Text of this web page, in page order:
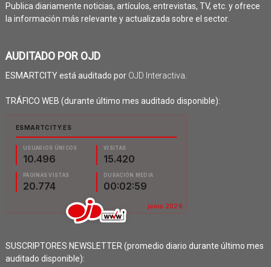
Publica diariamente noticias, artículos, entrevistas, TV, etc. y ofrece
la información más relevante y actualizada sobre el sector.
AUDITADO POR OJD
ESMARTCITY está auditado por OJD Interactiva
TRÁFICO WEB (durante último mes auditado disponible):
SUSCRIPTORES NEWSLETTER (promedio diario durante último mes
auditado disponible):